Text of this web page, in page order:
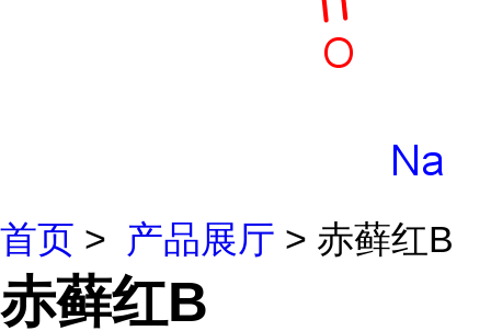
首页 > 产品展厅 > 赤藓红B
赤藓红B